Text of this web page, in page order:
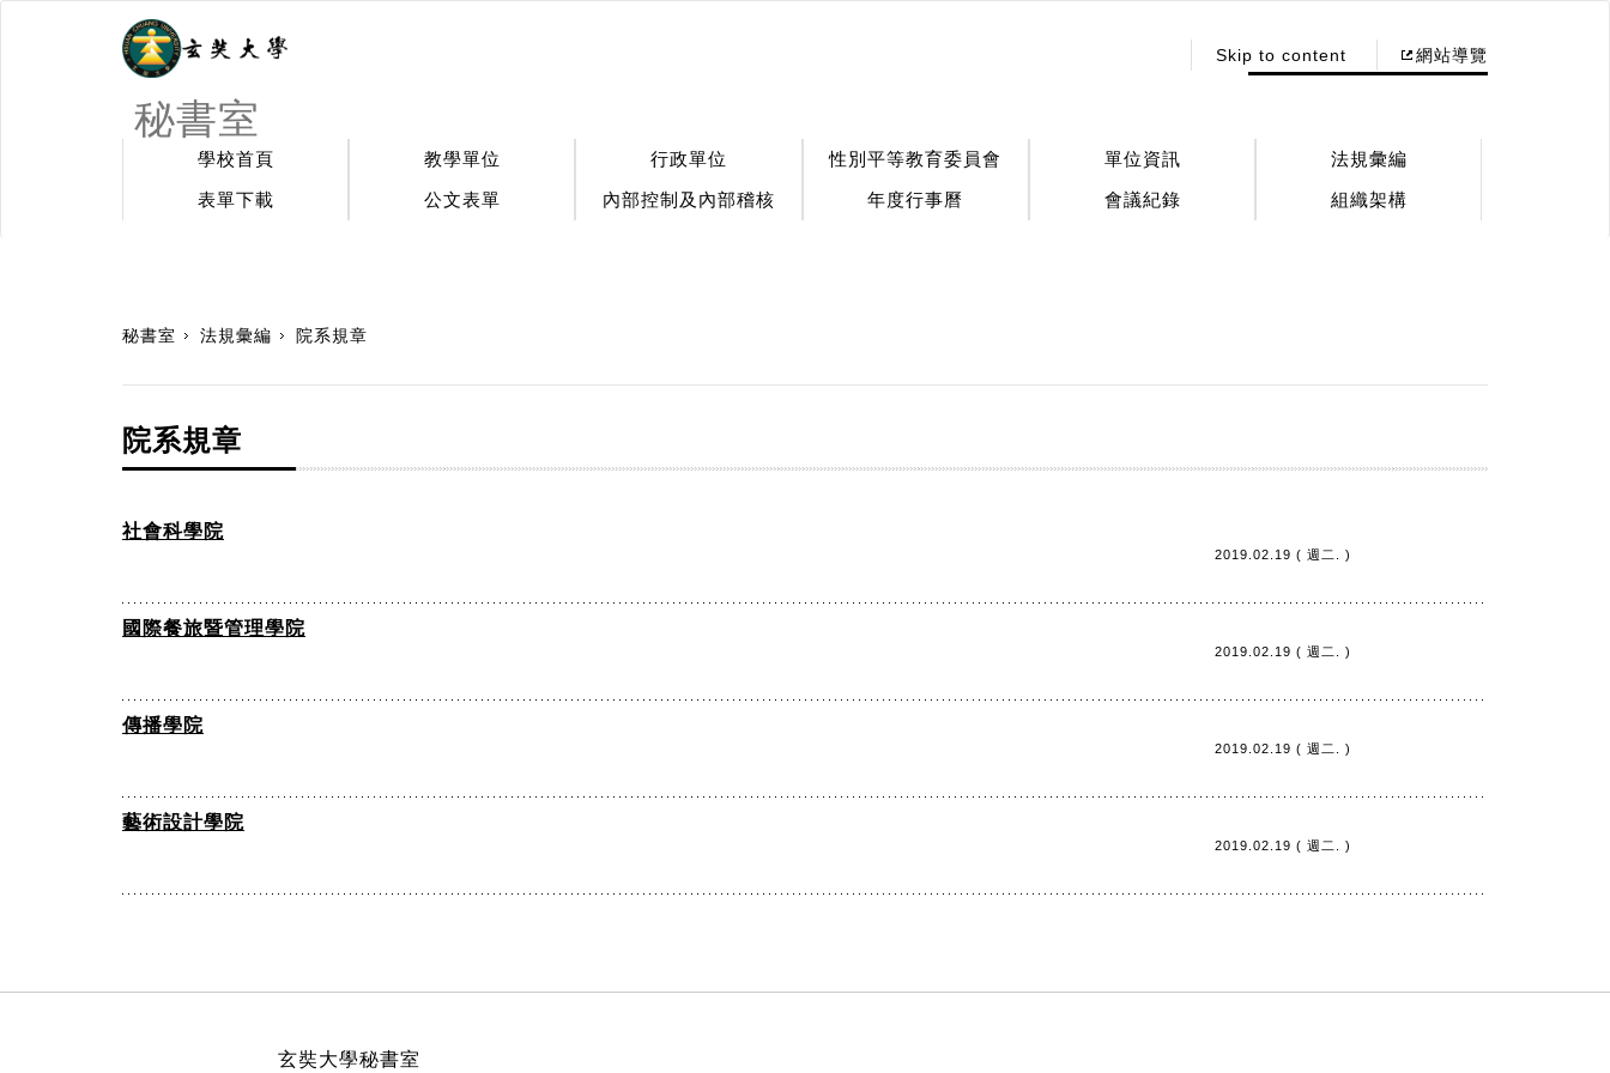
秘書室
Skip to content 網站導覽
學校首頁 教學單位 行政單位 性別平等教育委員會 單位資訊
法規彙編
表單下載
公文表單 內部控制及內部稽核 年度行事曆 會議紀錄 組織架構
秘書室 法規彙編 院系規章
院系規章
社會科學院
2019.02.19 ( 週二. )
國際餐旅暨管理學院
2019.02.19 ( 週二. )
傳播學院
2019.02.19 ( 週二. )
藝術設計學院
2019.02.19 ( 週二. )
玄奘大學秘書室